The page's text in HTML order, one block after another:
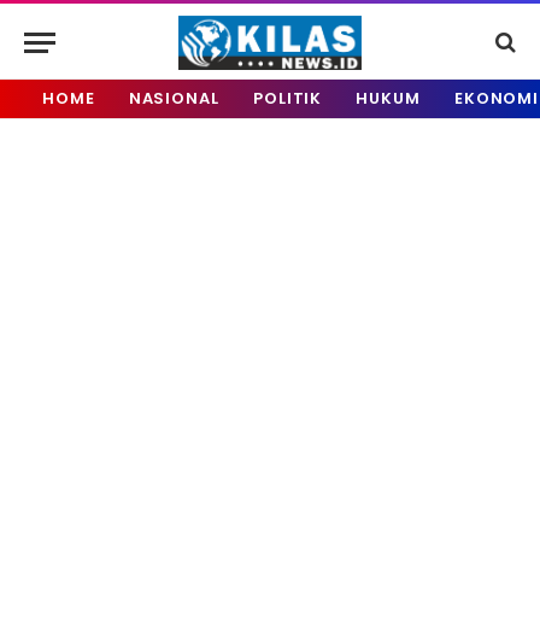
HOME NASIONAL POLITIK HUKUM EKONOMI